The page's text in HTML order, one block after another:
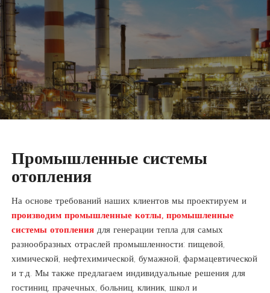
ПРОМЫШЛЕННОГО
ПРИМЕНЕНИЯ
Промышленные системы
отопления
На основе требований наших клиентов мы проектируем и
производим промышленные котлы, промышленные
системы отоплениядля генерации тепла для самых
разнообразных отраслей промышленности: пищевой,
химической, нефтехимической, бумажной, фармацевтической
и т.д. Мы также предлагаем индивидуальные решения для
гостиниц, прачечных, больниц, клиник, школ и